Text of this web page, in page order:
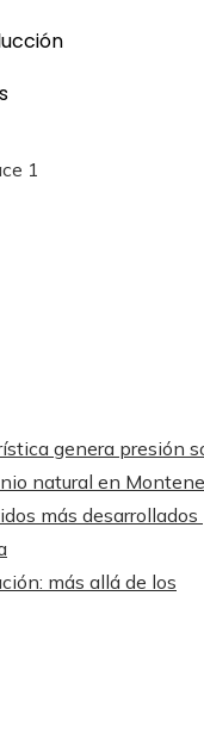
1
genera presión
natural en
más desarrollados
más allá de los